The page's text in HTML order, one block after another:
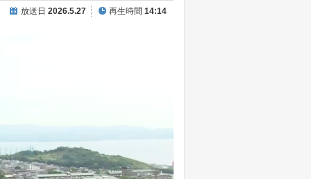
放送日 2026.5.27 再生時間 14:14